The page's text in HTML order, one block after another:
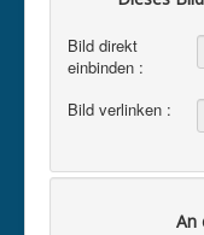
Bild direkt
einbinden :
Bild verlinken :
An